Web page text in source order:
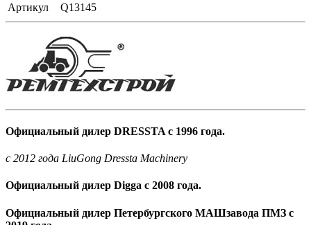
Артикул
Q13145
Официальный дилер DRESSTA с 1996 года.
c 2012 года LiuGong Dressta Machinery
Официальный дилер Digga с 2008 года.
Официальный дилер Петербургского МАШзавода ПМЗ с